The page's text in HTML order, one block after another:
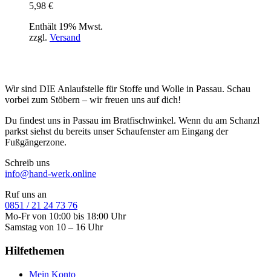
5,98 €
Enthält 19% Mwst.
zzgl. Versand
Wir sind DIE Anlaufstelle für Stoffe und Wolle in Passau. Schau
vorbei zum Stöbern – wir freuen uns auf dich!
Du findest uns in Passau im Bratfischwinkel. Wenn du am Schanzl
parkst siehst du bereits unser Schaufenster am Eingang der
Fußgängerzone.
Schreib uns
info@hand-werk.online
Ruf uns an
0851 / 21 24 73 76
Mo-Fr von 10:00 bis 18:00 Uhr
Samstag von 10 – 16 Uhr
Hilfethemen
Mein Konto